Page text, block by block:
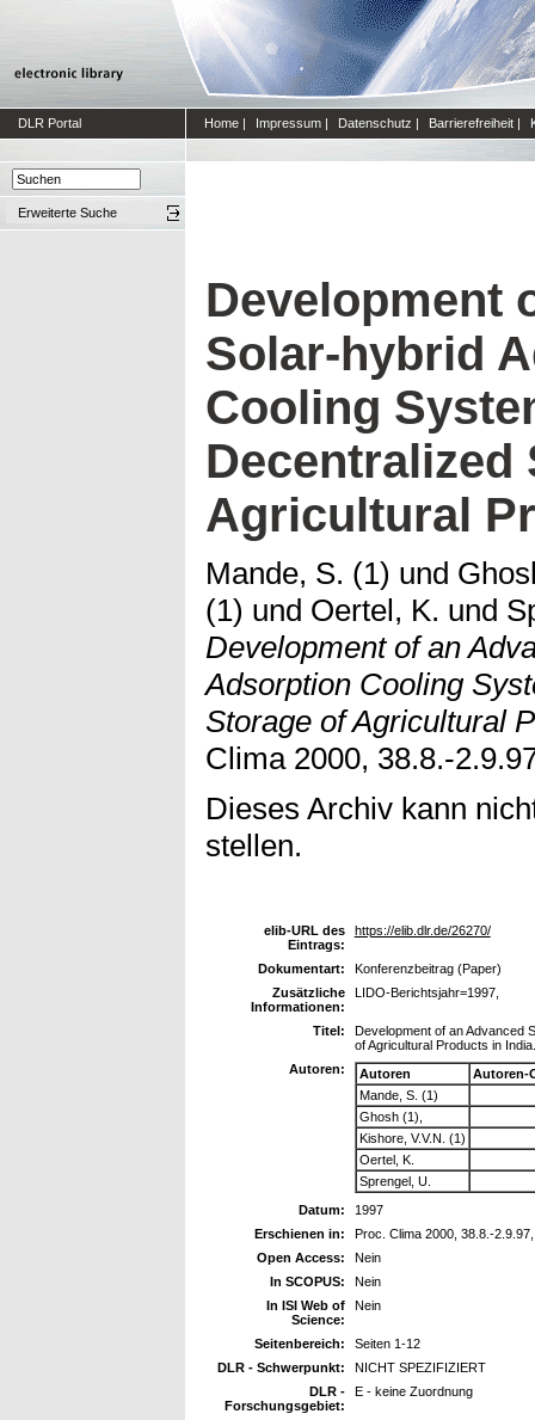
DLR Portal Home | Impressum | Datenschutz | Barrierefreiheit |
Erweiterte Suche
Development
Solar-hybrid
Cooling
Decentralized
Agricultural
Mande, S. (1) und
(1) und Oertel, K. und
Development of an
Adsorption Cooling
Storage of Agricultural
Clima 2000, 38.8.-
Dieses Archiv kann
stellen.
elib-URL des
Eintrags:
https://elib.dlr.de/26270/
Dokumentart:
Konferenzbeitrag (Paper)
Zusätzliche
Informationen:
LIDO-Berichtsjahr=1997,
Titel:
Development of an Advanced
of Agricultural Products in India.
Autoren:
Autoren
Autoren-
Mande, S. (1)
Ghosh (1),
Kishore, V.V.N. (1)
Oertel, K.
Sprengel, U.
Datum:
1997
Erschienen in:
Proc. Clima 2000, 38.8.-
Open Access:
Nein
In SCOPUS:
Nein
In ISI Web of
Science:
Nein
Seitenbereich:
Seiten 1-12
DLR - Schwerpunkt:
NICHT SPEZIFIZIERT
DLR -
Forschungsgebiet:
E - keine Zuordnung